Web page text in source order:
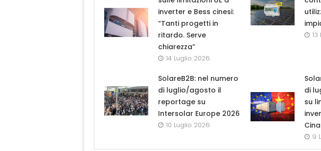
inverter e Bess cinesi:
“Tanti progetti in
ritardo. Serve
chiarezza”
14 Luglio 2026
SolareB2B: nel numero
di luglio/agosto il
reportage su
Intersolar Europe 2026
10 Luglio 2026
di
su
Cina
9